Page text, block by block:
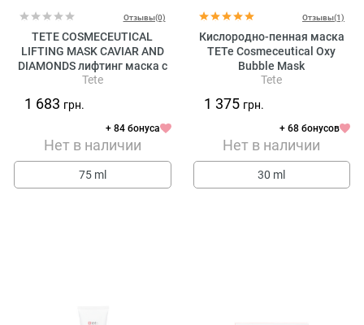
Отзывы(0)
TETE COSMECEUTICAL
LIFTING MASK CAVIAR AND
DIAMONDS лифтинг маска с
экстрактом икры и
Tete
1 683 грн.
+ 84 бонуса
Нет в наличии
75 ml
Отзывы(1)
Кислородно-пенная маска
TETe Cosmeceutical Oxy
Bubble Mask
Tete
1 375 грн.
+ 68 бонусов
Нет в наличии
30 ml